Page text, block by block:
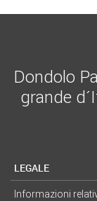
Dondolo
grande
LEGALE
Informazioni